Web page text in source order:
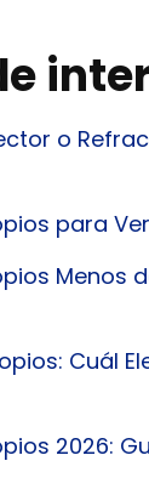
o
para
Menos
Cuál
2026: